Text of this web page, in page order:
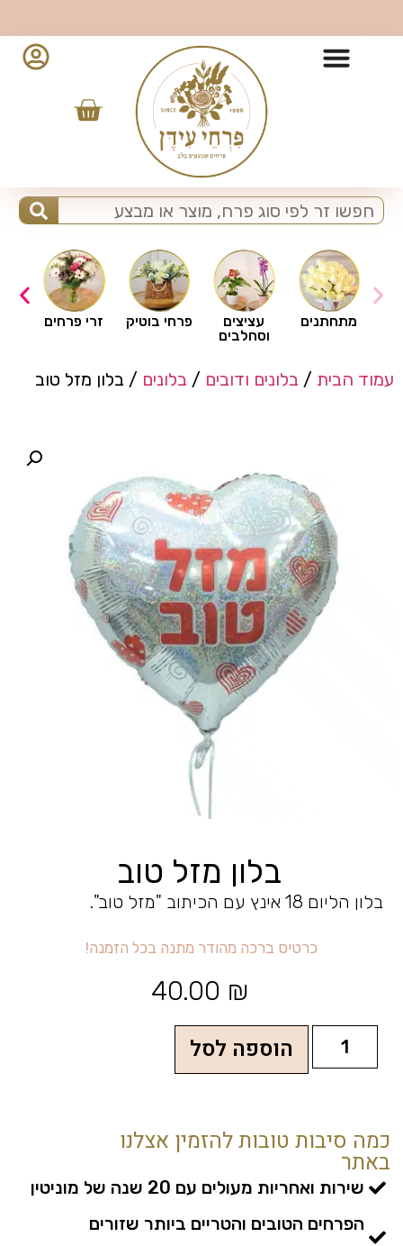
זרי פרחים פרחי בוטיק
עציצים
וסחלבים
מתחתנים
עמוד הבית / בלונים ודובים / בלונים / בלון מזל טוב
בלון מזל טוב
בלון הליום 18 אינץ עם הכיתוב "מזל טוב".
כרטיס ברכה מהודר מתנה בכל הזמנה!
40.00 ₪
הוספה לסל
כמה סיבות טובות להזמין אצלנו
באתר
שירות ואחריות מעולים עם 20 שנה של מוניטין
הפרחים הטובים והטריים ביותר שזורים